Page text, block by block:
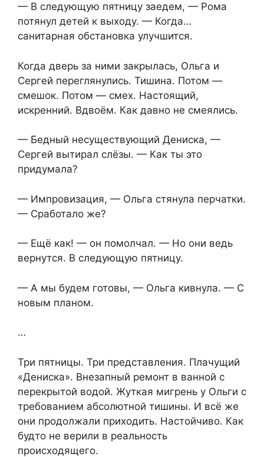
— В следующую пятницу заедем, — Рома
потянул детей к выходу. — Когда…
санитарная обстановка улучшится.
Когда дверь за ними закрылась, Ольга и
Сергей переглянулись. Тишина. Потом —
смешок. Потом — смех. Настоящий,
искренний. Вдвоём. Как давно не смеялись.
— Бедный несуществующий Дениска, —
Сергей вытирал слёзы. — Как ты это
придумала?
— Импровизация, — Ольга стянула перчатки.
— Сработало же?
— Ещё как! — он помолчал. — Но они ведь
вернутся. В следующую пятницу.
— А мы будем готовы, — Ольга кивнула. — С
новым планом.
…
Три пятницы. Три представления. Плачущий
«Дениска». Внезапный ремонт в ванной с
перекрытой водой. Жуткая мигрень у Ольги с
требованием абсолютной тишины. И всё же
они продолжали приходить. Настойчиво. Как
будто не верили в реальность
происходящего.